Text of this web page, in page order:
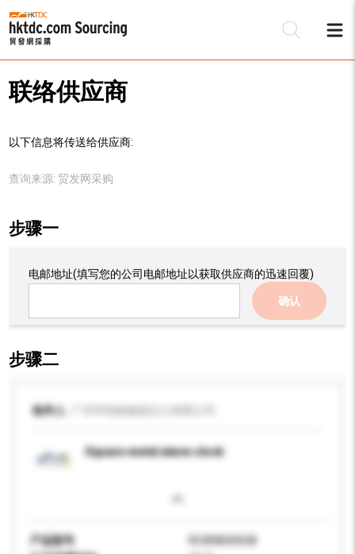
联络供应商
以下信息将传送给供应商:
查询来源: 贸发网采购
步骤一
电邮地址(填写您的公司电邮地址以获取供应商的迅速回覆)
确认
步骤二
收件人
Square metal alarm clock
产品型号
RCARB00028